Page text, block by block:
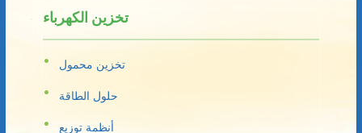
تخزين الكهرباء
تخزين محمول
حلول الطاقة
أنظمة توزيع